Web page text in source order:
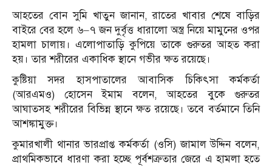
আহতের বোন সুমি খাতুন জানান, রাতের খাবার শেষে বাড়ির
বাইরে বের হলে ৬–৭ জন দুর্বৃত্ত ধারালো অস্ত্র নিয়ে মামুনের ওপর
হামলা চালায়। এলোপাতাড়ি কুপিয়ে তাকে গুরুতর আহত করা
হয়। তার শরীরের একাধিক স্থানে গভীর ক্ষত রয়েছে।
কুষ্টিয়া সদর হাসপাতালের আবাসিক চিকিৎসা কর্মকর্তা
(আরএমও) হোসেন ইমাম বলেন, আহতের বুকে গুরুতর
আঘাতসহ শরীরের বিভিন্ন স্থানে ক্ষত রয়েছে। তবে বর্তমানে তিনি
আশঙ্কামুক্ত।
কুমারখালী থানার ভারপ্রাপ্ত কর্মকর্তা (ওসি) জামাল উদ্দিন বলেন,
প্রাথমিকভাবে ধারণা করা হচ্ছে পূর্বশত্রুতার জেরে এ হামলা হতে